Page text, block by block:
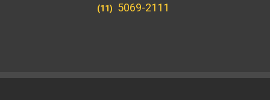
(11) 5069-2111